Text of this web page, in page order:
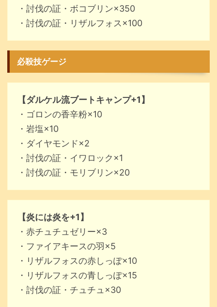
・討伐の証・ボコブリン×350
・討伐の証・リザルフォス×100
必殺技ゲージ
【ダルケル流ブートキャンプ+1】
・ゴロンの香辛粉×10
・岩塩×10
・ダイヤモンド×2
・討伐の証・イワロック×1
・討伐の証・モリブリン×20
【炎には炎を+1】
・赤チュチュゼリー×3
・ファイアキースの羽×5
・リザルフォスの赤しっぽ×10
・リザルフォスの青しっぽ×15
・討伐の証・チュチュ×30